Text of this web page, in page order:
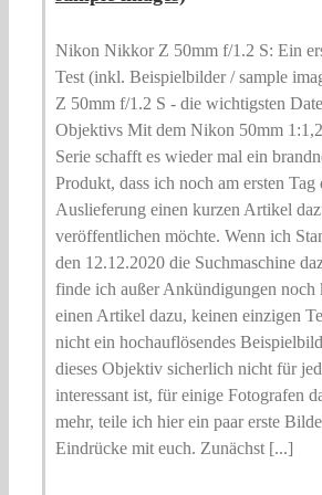
Nikon Nikkor Z 50mm f/1.2 S: Ein
Test (inkl. Beispielbilder / sample
Z 50mm f/1.2 S - die wichtigsten
Objektivs Mit dem Nikon 50mm
Serie schafft es wieder mal ein
Produkt, dass ich noch am ersten Tag
Auslieferung einen kurzen Artikel
veröffentlichen möchte. Wenn ich
den 12.12.2020 die Suchmaschine
finde ich außer Ankündigungen noch
einen Artikel dazu, keinen einzigen
nicht ein hochauflösendes
dieses Objektiv sicherlich nicht für
interessant ist, für einige Fotografen
mehr, teile ich hier ein paar erste
Eindrücke mit euch. Zunächst [...]